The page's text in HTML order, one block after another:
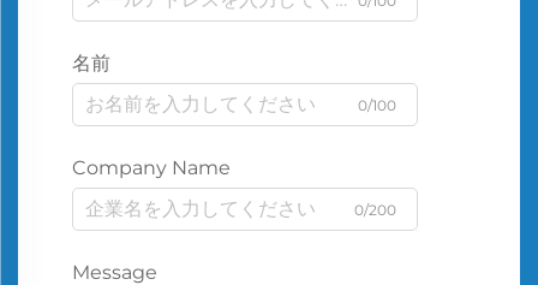
名前
0/100
Company Name
0/200
Message